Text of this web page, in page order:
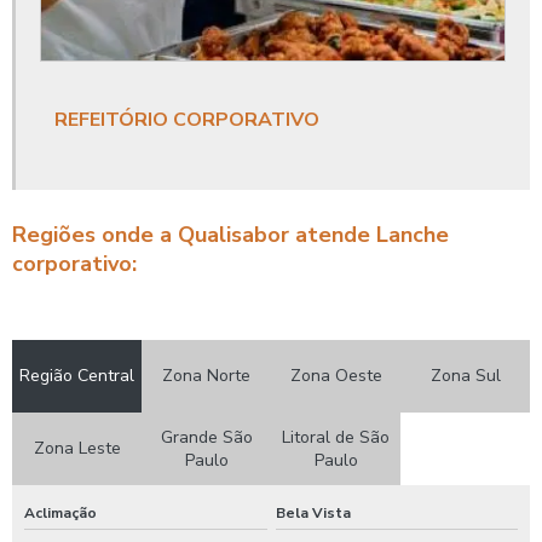
Comida industrial
Cozinha industrial alimentação coletiva
Distribuidora de refeições
Empresa de alimentação coletiva
Empresa de alimentação empresarial
REFEITÓRIO CORPORATIVO
Regiões onde a Qualisabor atende Lanche
corporativo:
Região Central Zona Norte Zona Oeste Zona Sul
Zona Leste
Grande São
Paulo
Litoral de São
Paulo
Aclimação Bela Vista